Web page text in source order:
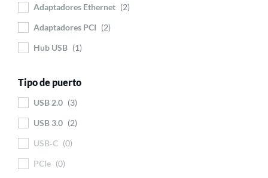
Adaptadores Ethernet
2
Adaptadores PCI
2
Hub USB
1
Tipo de puerto
USB 2.0
3
USB 3.0
2
USB‑C
0
PCIe
0